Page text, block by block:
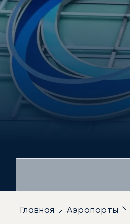
Главная Аэропорты